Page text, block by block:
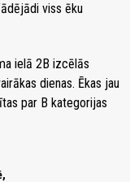
viss ēku
ielā 2B izcēlās
dienas. Ēkas jau
par B kategorijas